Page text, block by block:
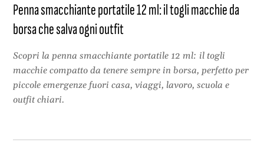
Penna smacchiante portatile 12 ml: il togli macchie da
borsa che salva ogni outfit
Scopri la penna smacchiante portatile 12 ml: il togli
macchie compatto da tenere sempre in borsa, perfetto per
piccole emergenze fuori casa, viaggi, lavoro, scuola e
outfit chiari.